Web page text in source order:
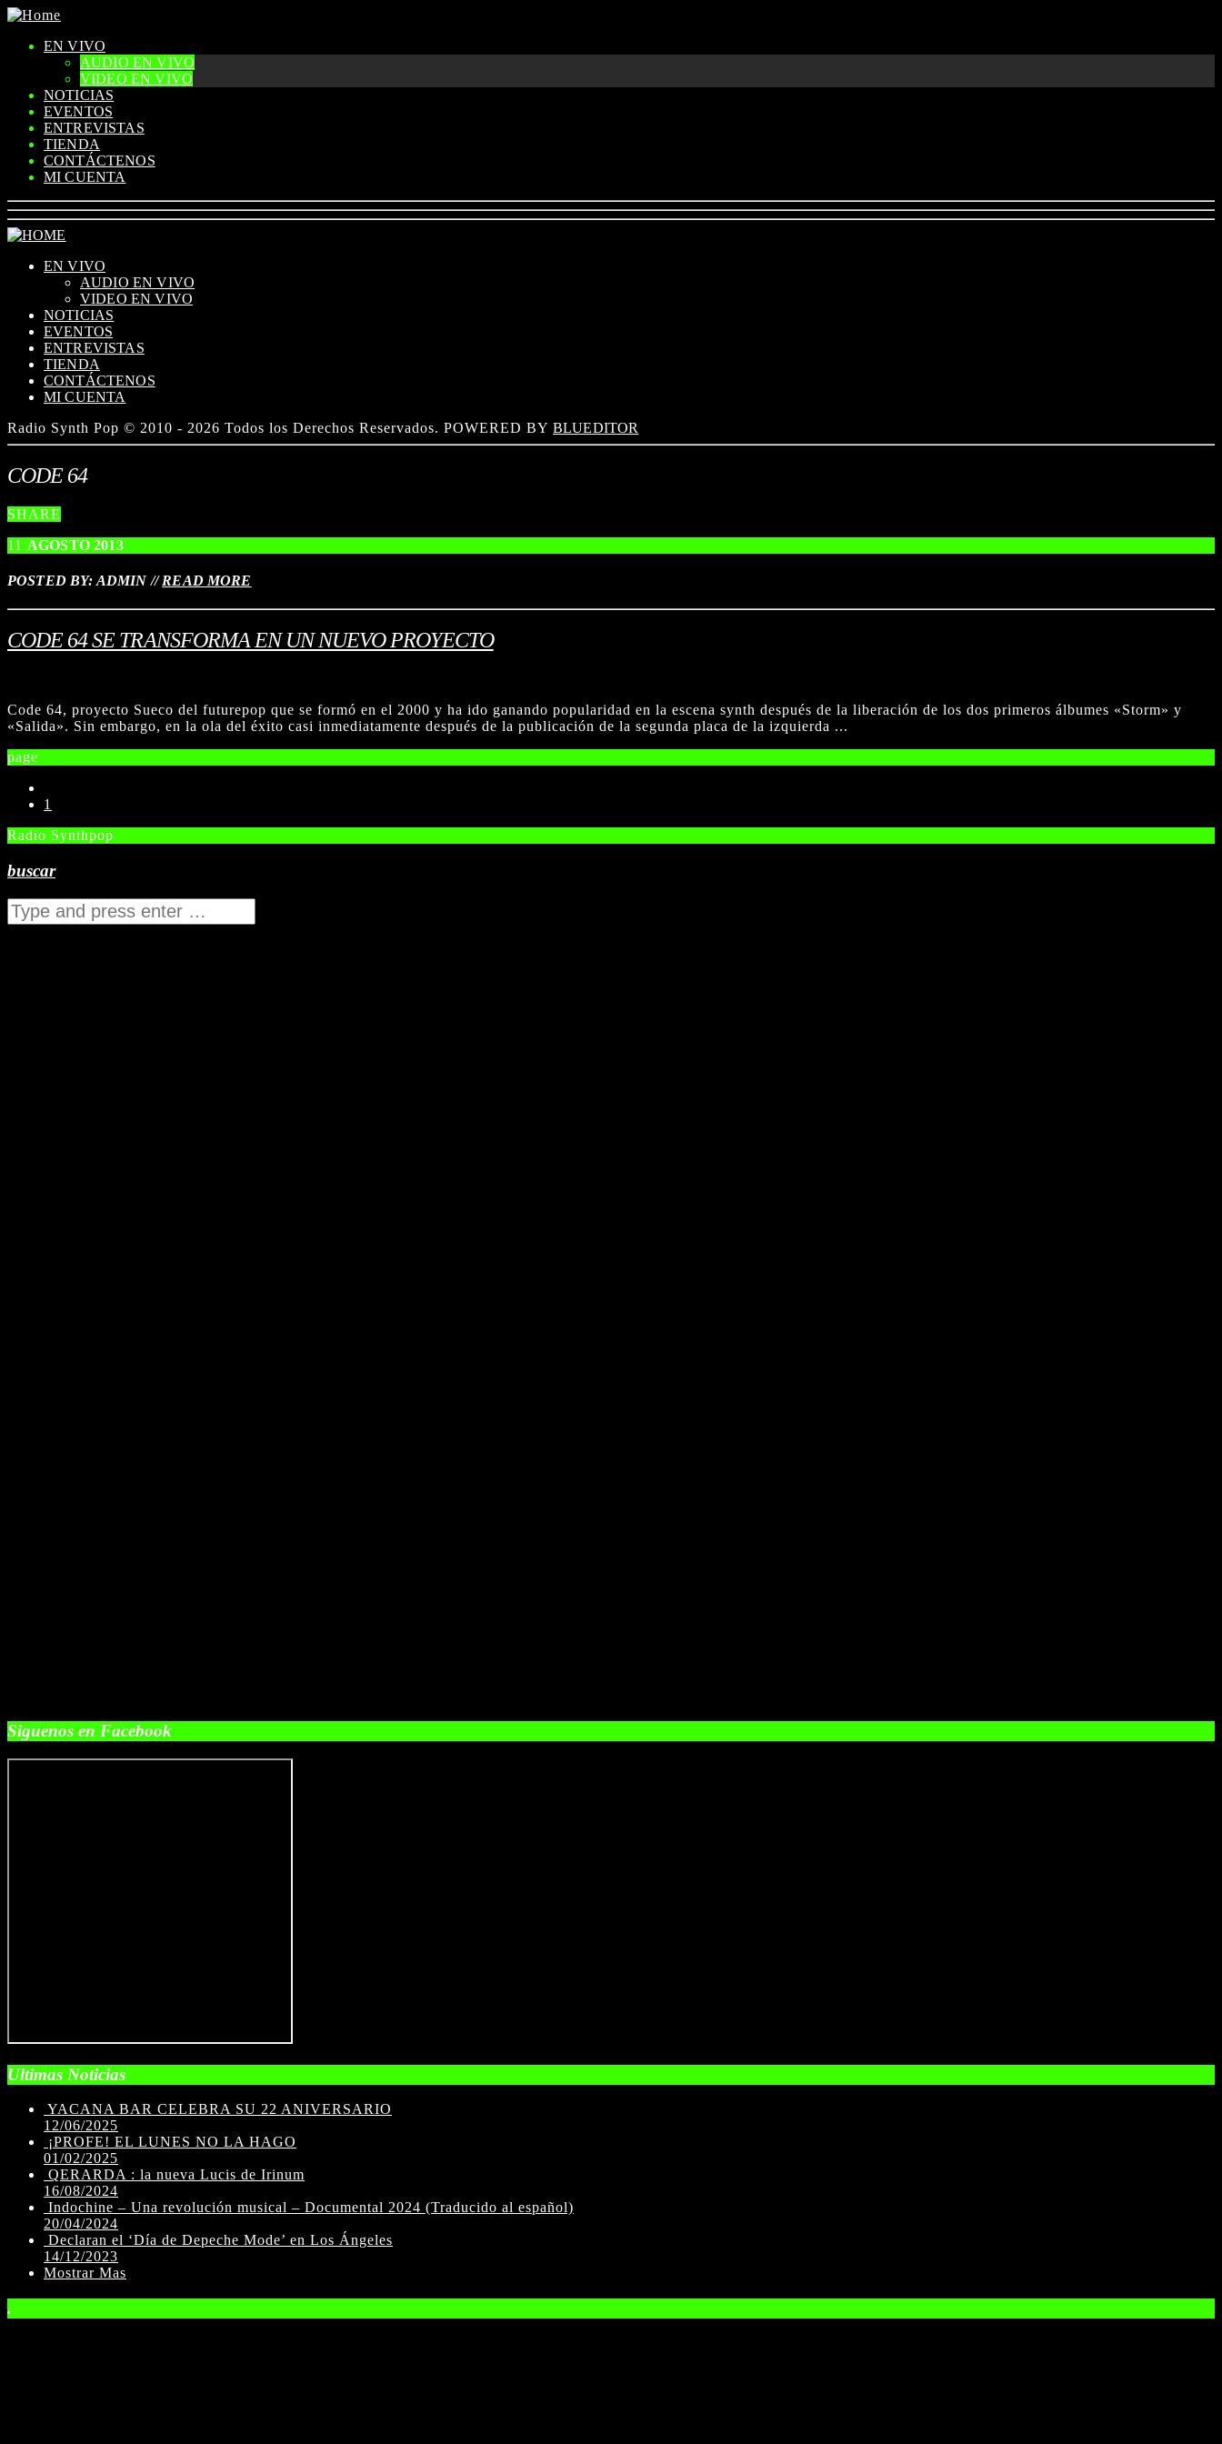
EN VIVO
AUDIO EN VIVO
VIDEO EN VIVO
NOTICIAS
EVENTOS
ENTREVISTAS
TIENDA
CONTÁCTENOS
MI CUENTA
EN VIVO
AUDIO EN VIVO
VIDEO EN VIVO
NOTICIAS
EVENTOS
ENTREVISTAS
TIENDA
CONTÁCTENOS
MI CUENTA
Radio Synth Pop © 2010 - 2026 Todos los Derechos Reservados. POWERED BY BLUEDITOR
CODE 64
SHARE
11 AGOSTO2013
POSTED BY: ADMIN //READ MORE
CODE 64 SE TRANSFORMA EN UN NUEVO PROYECTO
Code 64, proyecto Sueco del futurepop que se formó en el 2000 y ha ido ganando popularidad en la escena synth después de la liberación de los dos primeros álbumes «Storm» y
«Salida». Sin embargo, en la ola del éxito casi inmediatamente después de la publicación de la segunda placa de la izquierda ...
page
1
Radio Synthpop
buscar
Siguenos en Facebook
Ultimas Noticias
YACANA BAR CELEBRA SU 22 ANIVERSARIO
12/06/2025
¡PROFE! EL LUNES NO LA HAGO
01/02/2025
QERARDA : la nueva Lucis de Irinum
16/08/2024
Indochine – Una revolución musical – Documental 2024 (Traducido al español)
20/04/2024
Declaran el ‘Día de Depeche Mode’ en Los Ángeles
14/12/2023
Mostrar Mas
.